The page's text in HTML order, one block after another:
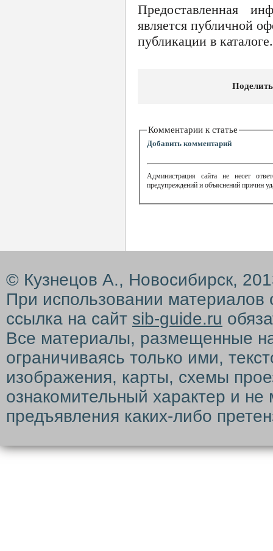
Предоставленная
является публичной
публикации в каталоге.
Комментарии к статье
Добавить комментарий
Администрация сайта не несет
предупреждений и объяснений причин
© Кузнецов А., Новосибирск,
При использовании материалов
ссылка на сайт sib-guide.ru
Все материалы, размещенные
ограничиваясь только ими,
изображения, карты, схемы
ознакомительный характер и
предъявления каких-либо